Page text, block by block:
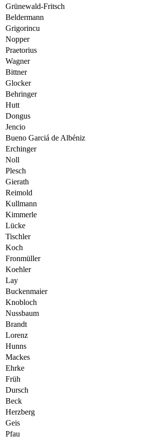
Grünewald-Fritsch
Beldermann
Grigorincu
Nopper
Praetorius
Wagner
Bittner
Glocker
Behringer
Hutt
Dongus
Jencio
Bueno Garciá de Albéniz
Erchinger
Noll
Plesch
Gierath
Reimold
Kullmann
Kimmerle
Lücke
Tischler
Koch
Fronmüller
Koehler
Lay
Buckenmaier
Knobloch
Nussbaum
Brandt
Lorenz
Hunns
Mackes
Ehrke
Früh
Dursch
Beck
Herzberg
Geis
Pfau